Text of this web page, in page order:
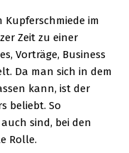
im
Zeit zu einer
Vorträge, Business
Da man sich in dem
kann, ist der
beliebt. So
sind, bei den
Rolle.